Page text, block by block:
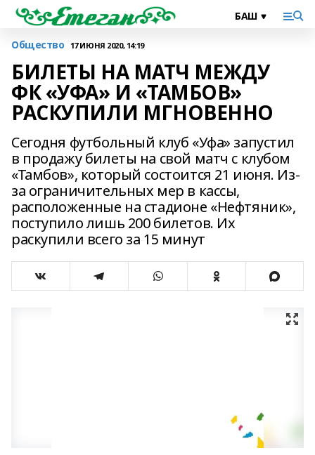
Общество 17 ИЮНЯ 2020, 14:19
БИЛЕТЫ НА МАТЧ МЕЖДУ
ФК «УФА» И «ТАМБОВ»
РАСКУПИЛИ МГНОВЕННО
Сегодня футбольный клуб «Уфа» запустил
в продажу билеты на свой матч с клубом
«Тамбов», который состоится 21 июня. Из-
за ограничительных мер в кассы,
расположенные на стадионе «Нефтяник»,
поступило лишь 200 билетов. Их
раскупили всего за 15 минут